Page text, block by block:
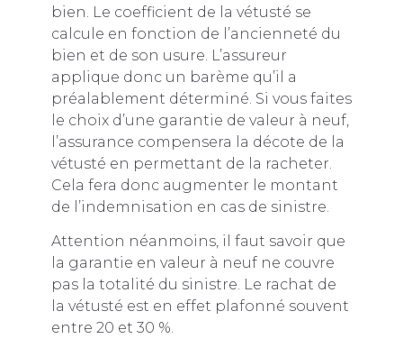
bien. Le coefficient de la vétusté se
calcule en fonction de l’ancienneté du
bien et de son usure. L’assureur
applique donc un barème qu’il a
préalablement déterminé. Si vous faites
le choix d’une garantie de valeur à neuf,
l’assurance compensera la décote de la
vétusté en permettant de la racheter.
Cela fera donc augmenter le montant
de l’indemnisation en cas de sinistre.
Attention néanmoins, il faut savoir que
la garantie en valeur à neuf ne couvre
pas la totalité du sinistre. Le rachat de
la vétusté est en effet plafonné souvent
entre 20 et 30 %.